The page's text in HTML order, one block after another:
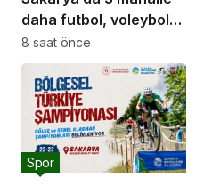
daha futbol, voleybol
ve basketbol sahasına
kavuşuyor
8 saat önce
Spor